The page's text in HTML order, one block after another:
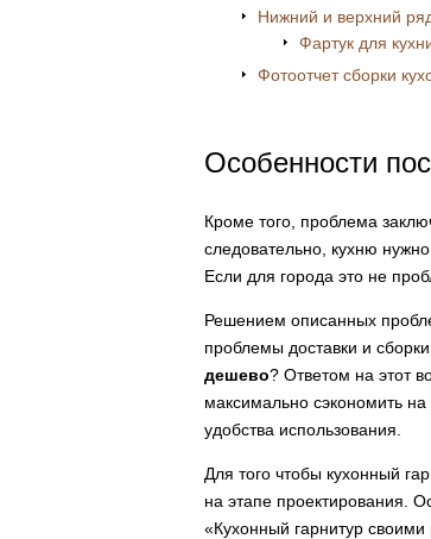
Нижний и верхний
Фартук для
Фотоотчет сборки
Особенности
Кроме того, проблема
следовательно, кухню
Если для города это не
Решением описанных
проблемы доставки и
дешево? Ответом на этот
максимально сэкономить
удобства использования.
Для того чтобы кухонный
на этапе проектирования.
«Кухонный гарнитур